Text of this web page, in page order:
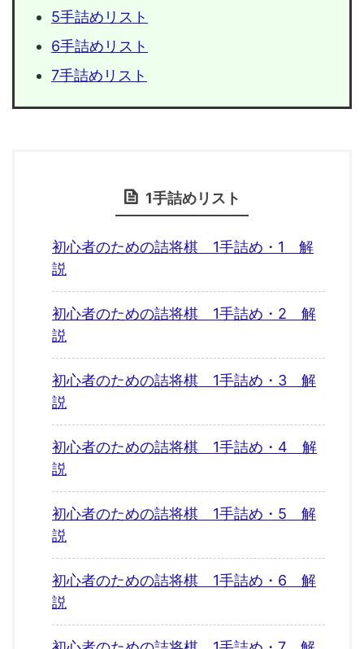
5手詰めリスト
6手詰めリスト
7手詰めリスト
1手詰めリスト
初心者のための詰将棋 1手詰め・1 解
説
初心者のための詰将棋 1手詰め・2 解
説
初心者のための詰将棋 1手詰め・3 解
説
初心者のための詰将棋 1手詰め・4 解
説
初心者のための詰将棋 1手詰め・5 解
説
初心者のための詰将棋 1手詰め・6 解
説